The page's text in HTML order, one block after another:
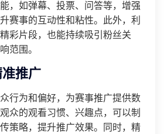
，如弹幕、投票、问答等，增强
赛事的互动性和粘性。此外，利
彩片段，也能持续吸引粉丝关
范围。
推广
行为和偏好，为赛事推广提供数
众的观看习惯、兴趣点，可以制
策略，提升推广效果。同时，精